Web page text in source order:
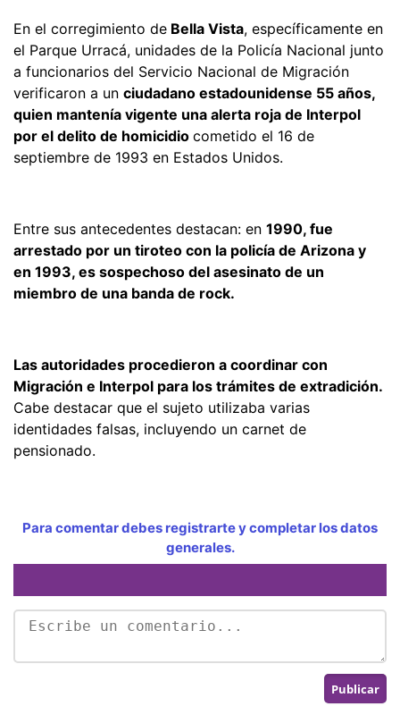
En el corregimiento de Bella Vista, específicamente en
el Parque Urracá, unidades de la Policía Nacional junto
a funcionarios del Servicio Nacional de Migración
verificaron a un ciudadano estadounidense 55 años,
quien mantenía vigente una alerta roja de Interpol
por el delito de homicidio cometido el 16 de
septiembre de 1993 en Estados Unidos.
Entre sus antecedentes destacan: en 1990, fue
arrestado por un tiroteo con la policía de Arizona y
en 1993, es sospechoso del asesinato de un
miembro de una banda de rock.
Las autoridades procedieron a coordinar con
Migración e Interpol para los trámites de extradición.
Cabe destacar que el sujeto utilizaba varias
identidades falsas, incluyendo un carnet de
pensionado.
Para comentar debes registrarte y completar los datos
generales.